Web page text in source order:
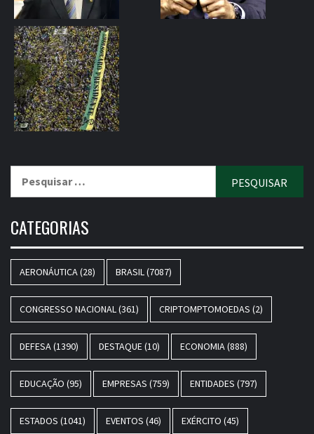
por:
CATEGORIAS
AERONÁUTICA (28) BRASIL (7087)
CONGRESSO NACIONAL (361) CRIPTOMPTOMOEDAS (2)
DEFESA (1390) DESTAQUE(10) ECONOMIA (888)
EDUCAÇÃO (95) EMPRESAS (759) ENTIDADES (797)
ESTADOS (1041) EVENTOS (46) EXÉRCITO (45)